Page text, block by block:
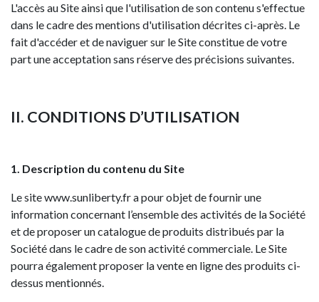
L'accès au Site ainsi que l'utilisation de son contenu s'effectue
dans le cadre des mentions d'utilisation décrites ci-après. Le
fait d'accéder et de naviguer sur le Site constitue de votre
part une acceptation sans réserve des précisions suivantes.
II. CONDITIONS D’UTILISATION
1. Description du contenu du Site
Le site www.sunliberty.fr a pour objet de fournir une
information concernant l’ensemble des activités de la Société
et de proposer un catalogue de produits distribués par la
Société dans le cadre de son activité commerciale. Le Site
pourra également proposer la vente en ligne des produits ci-
dessus mentionnés.